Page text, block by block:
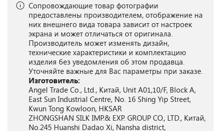
Сопровождающие товар фотографии
предоставлены производителем, отображение на
них внешнего вида товара зависит от настроек
экрана и может отличаться от оригинала.
Производитель может изменять дизайн,
технические характеристики и комплектацию
изделия без уведомления об этом продавца.
Уточняйте важные для Вас параметры при заказе.
Изготовитель:
Angel Trade Co., Ltd., Китай, Unit A01,10/F, Block A,
East Sun Industrial Centre, No. 16 Shing Yip Street,
Kwun Tong Kowloon, HKSAR
ZHONGSHAN SILK IMP.& EXP. GROUP CO., LTD., Китай,
No.245 Huanshi Dadao Xi, Nansha district,